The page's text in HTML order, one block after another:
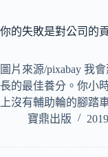
你的失敗是對公司的
圖片來源/pixabay 我
長的最佳養分。你小
上沒有輔助輪的腳
寶鼎出版